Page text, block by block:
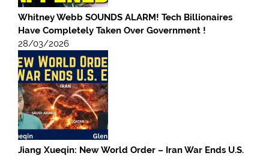
Whitney Webb SOUNDS ALARM! Tech Billionaires
Have Completely Taken Over Government !
28/03/2026
Jiang Xueqin: New World Order – Iran War Ends U.S.